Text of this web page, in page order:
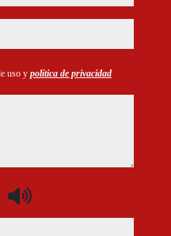
uso y política de privacidad